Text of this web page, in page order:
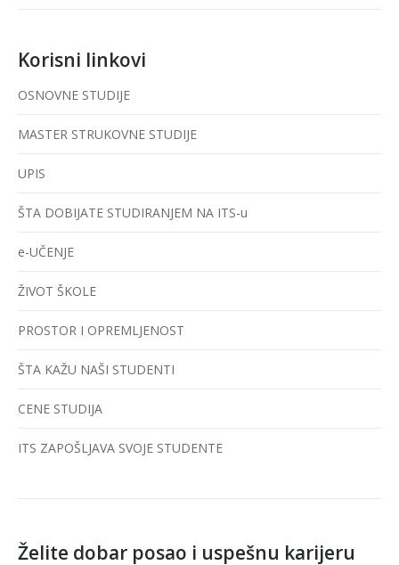
Korisni linkovi
OSNOVNE STUDIJE
MASTER STRUKOVNE STUDIJE
UPIS
ŠTA DOBIJATE STUDIRANJEM NA ITS-u
e-UČENJE
ŽIVOT ŠKOLE
PROSTOR I OPREMLJENOST
ŠTA KAŽU NAŠI STUDENTI
CENE STUDIJA
ITS ZAPOŠLJAVA SVOJE STUDENTE
Želite dobar posao i uspešnu karijeru